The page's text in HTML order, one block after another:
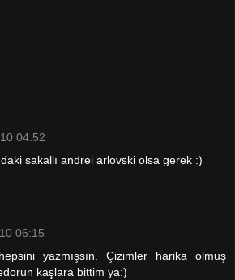
04:52
sakallı andrei arlovski olsa gerek :)
06:15
yazmışsın. Çizimler harika olmuş
kaşlara bittim ya:)